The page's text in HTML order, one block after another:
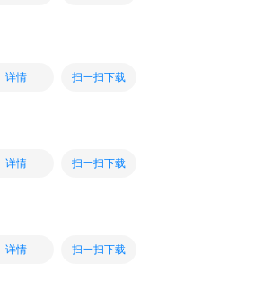
详情 扫一扫下载
详情 扫一扫下载
详情 扫一扫下载